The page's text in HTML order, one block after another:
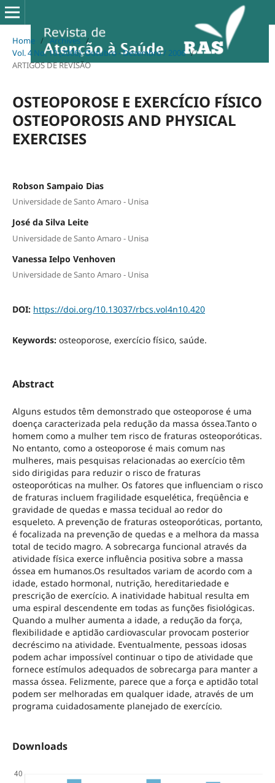
Home / Archives /
Vol. 4 No. 10 (2006): Outubro - Dezembro / 2006 /
ARTIGOS DE REVISÃO
OSTEOPOROSE E EXERCÍCIO FÍSICO
OSTEOPOROSIS AND PHYSICAL
EXERCISES
Robson Sampaio Dias
Universidade de Santo Amaro - Unisa
José da Silva Leite
Universidade de Santo Amaro - Unisa
Vanessa Ielpo Venhoven
Universidade de Santo Amaro - Unisa
DOI: https://doi.org/10.13037/rbcs.vol4n10.420
Keywords: osteoporose, exercício físico, saúde.
Abstract
Alguns estudos têm demonstrado que osteoporose é uma
doença caracterizada pela redução da massa óssea.Tanto o
homem como a mulher tem risco de fraturas osteoporóticas.
No entanto, como a osteoporose é mais comum nas
mulheres, mais pesquisas relacionadas ao exercício têm
sido dirigidas para reduzir o risco de fraturas
osteoporóticas na mulher. Os fatores que influenciam o risco
de fraturas incluem fragilidade esquelética, freqüência e
gravidade de quedas e massa tecidual ao redor do
esqueleto. A prevenção de fraturas osteoporóticas, portanto,
é focalizada na prevenção de quedas e a melhora da massa
total de tecido magro. A sobrecarga funcional através da
atividade física exerce influência positiva sobre a massa
óssea em humanos.Os resultados variam de acordo com a
idade, estado hormonal, nutrição, hereditariedade e
prescrição de exercício. A inatividade habitual resulta em
uma espiral descendente em todas as funções fisiológicas.
Quando a mulher aumenta a idade, a redução da força,
flexibilidade e aptidão cardiovascular provocam posterior
decréscimo na atividade. Eventualmente, pessoas idosas
podem achar impossível continuar o tipo de atividade que
fornece estímulos adequados de sobrecarga para manter a
massa óssea. Felizmente, parece que a força e aptidão total
podem ser melhoradas em qualquer idade, através de um
programa cuidadosamente planejado de exercício.
Downloads